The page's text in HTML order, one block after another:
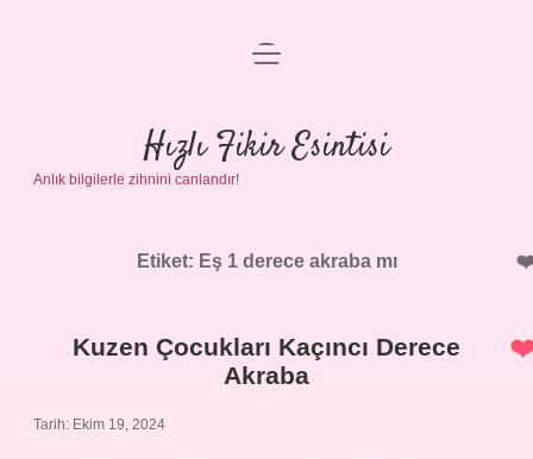
Anasayfa
Gizlilik Politikası
Yasal Uyarı
menüyü
Hızlı Fikir Esintisi
Anlık bilgilerle zihnini canlandır!
Etiket: Eş 1 derece akraba mı
Kuzen Çocukları Kaçıncı Derece
Akraba
Tarih: Ekim 19, 2024